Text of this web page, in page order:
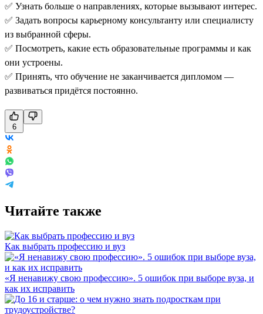
✅ Узнать больше о направлениях, которые вызывают интерес.
✅ Задать вопросы карьерному консультанту или специалисту
из выбранной сферы.
✅ Посмотреть, какие есть образовательные программы и как
они устроены.
✅ Принять, что обучение не заканчивается дипломом —
развиваться придётся постоянно.
6
Читайте также
Как выбрать профессию и вуз
«Я ненавижу свою профессию». 5 ошибок при выборе вуза, и
как их исправить